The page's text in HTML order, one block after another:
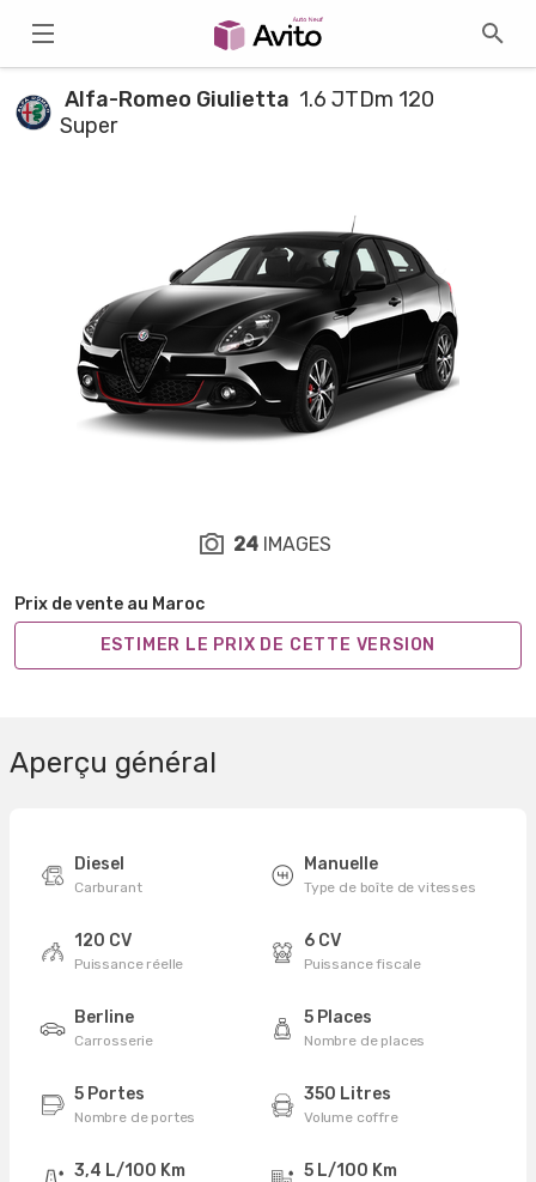
Alfa-Romeo Giulietta 1.6 JTDm 120
Super
Prix de vente au Maroc
ESTIMER LE PRIX DE CETTE VERSION
24 IMAGES
Aperçu général
Diesel
Carburant
Manuelle
Type de boîte de vitesses
120 CV
Puissance réelle
6 CV
Puissance fiscale
Berline
Carrosserie
5 Places
Nombre de places
5 Portes
Nombre de portes
350 Litres
Volume coffre
3,4 L/100 Km 5 L/100 Km